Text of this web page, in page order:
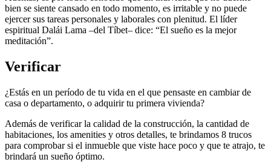
bien se siente cansado en todo momento, es irritable y no puede
ejercer sus tareas personales y laborales con plenitud. El líder
espiritual Dalái Lama –del Tíbet– dice: “El sueño es la mejor
meditación”.
Verificar
¿Estás en un período de tu vida en el que pensaste en cambiar de
casa o departamento, o adquirir tu primera vivienda?
Además de verificar la calidad de la construcción, la cantidad de
habitaciones, los amenities y otros detalles, te brindamos 8 trucos
para comprobar si el inmueble que viste hace poco y que te atrajo, te
brindará un sueño óptimo.